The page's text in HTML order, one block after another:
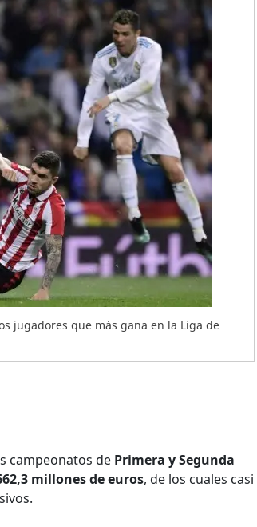
jugadores que más gana en la Liga de
campeonatos de Primera y Segunda
millones de euros, de los cuales casi